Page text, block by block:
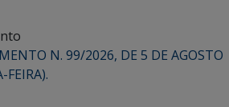
N. 99/2026, DE 5 DE AGOSTO
FEIRA).